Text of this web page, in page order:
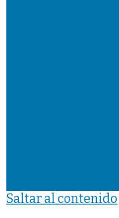
Saltar al contenido